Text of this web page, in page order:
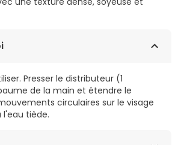
Presser le distributeur (1
de la main et étendre le
circulaires sur le visage
l'eau tiède.